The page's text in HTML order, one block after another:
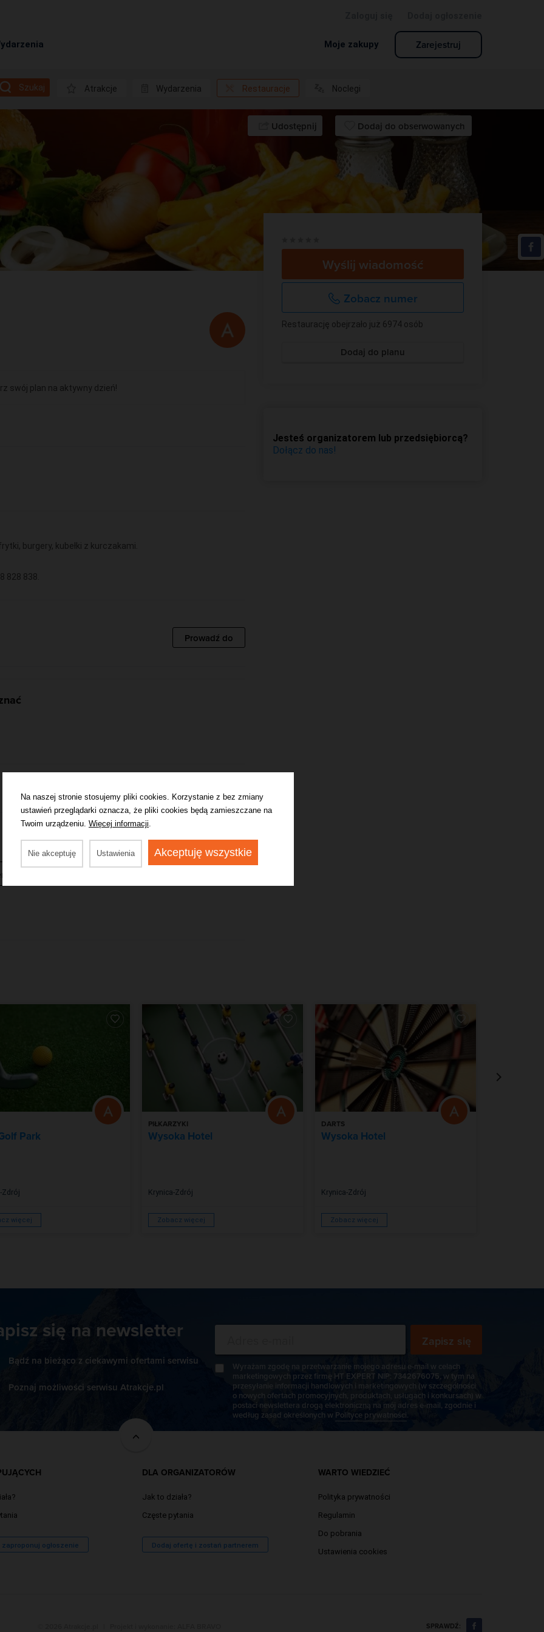
Moje zakupy Zarejestruj
Szukaj Atrakcje Wydarzenia Restauracje Noclegi
Udostępnij Dodaj do obserwowanych
swój plan na aktywny dzień!
burgery, kubełki z kurczakami.
828 838.
Prowadź do
od 12:00 do 21:00
od 12:00 do 21:00
od 12:00 do 21:00
Jestem właścicielem tej restauracji.
Wyślij wiadomość
Zobacz numer
Restaurację obejrzało już 6974 osób
Dodaj do planu
Jesteś organizatorem lub przedsiębiorcą?
Dołącz do nas!
Park
Zdrój
więcej
PIŁKARZYKI
Wysoka Hotel
Krynica-Zdrój
Zobacz więcej
DARTS
Wysoka Hotel
Krynica-Zdrój
Zobacz więcej
się na newsletter
Bądź na bieżąco z ciekawymi ofertami serwisu
Poznaj możliwości serwisu Atrakcje.pl
Zapisz się
Wyrażam zgodę na przetwarzanie mojego adresu e-mail w celach
marketingowych przez firmę HT EXPERT NIP: 7342676075, w tym na
przesyłanie informacji handlowych i marketingowych (w szczególności
o nowych ofertach promocyjnych, produktach, usługach i konkursach) w
postaci newslettera drogą elektroniczną na mój adres e-mail, zgodnie i
według zasad określonych w Polityce prywatności.
zaproponuj ogłoszenie
DLA ORGANIZATORÓW
Jak to działa?
Częste pytania
Dodaj ofertę i zostań partnerem
WARTO WIEDZIEĆ
Polityka prywatności
Regulamin
Do pobrania
Ustawienia cookies
SPRAWDŹ:
Na naszej stronie stosujemy pliki cookies. Korzystanie z bez zmiany
ustawień przeglądarki oznacza, że pliki cookies będą zamieszczane na
Twoim urządzeniu. Więcej informacji
Nie akceptuję Ustawienia Akceptuję wszystkie